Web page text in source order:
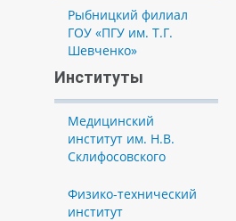
Рыбницкий филиал
ГОУ «ПГУ им. Т.Г.
Шевченко»
Институты
Медицинский
институт им. Н.В.
Склифосовского
Физико-технический
институт